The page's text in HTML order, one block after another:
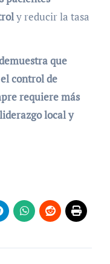
y reducir la tasa
que
control de
requiere más
local y